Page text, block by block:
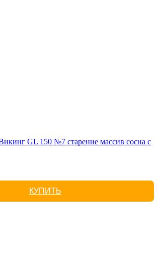
GL 150 №7 старение массив сосна с
КУПИТЬ